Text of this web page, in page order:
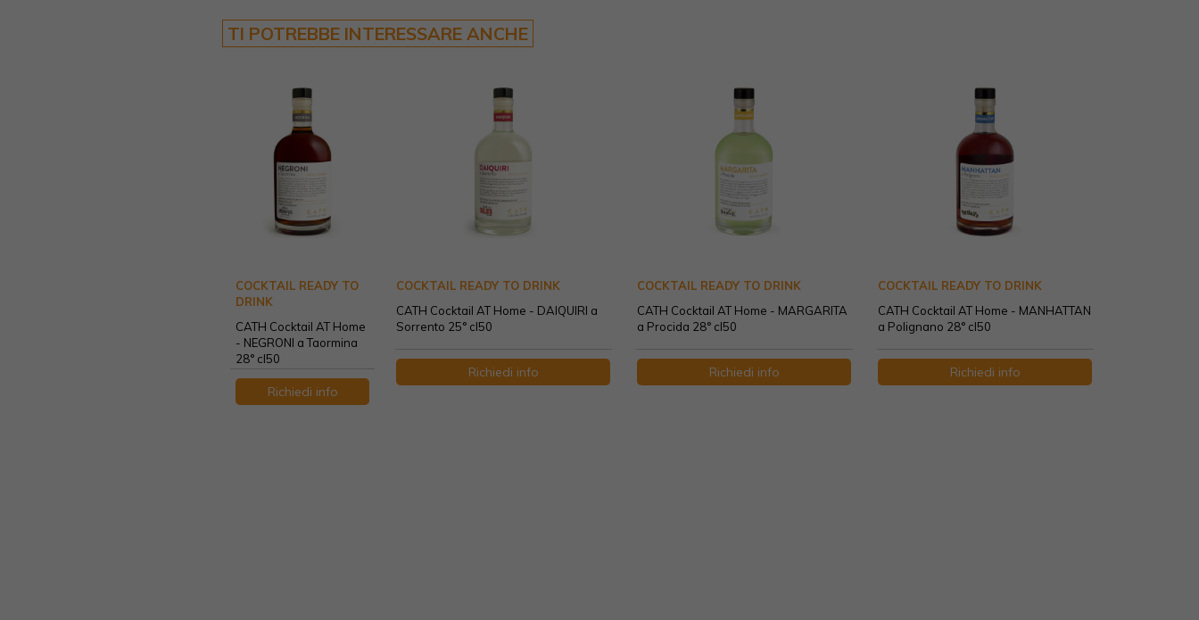
TI POTREBBE INTERESSARE ANCHE
COCKTAIL READY TO
DRINK
CATH Cocktail AT Home
- NEGRONI a Taormina
28° cl50
Richiedi info
COCKTAIL READY TO DRINK
CATH Cocktail AT Home - DAIQUIRI a
Sorrento 25° cl50
Richiedi info
COCKTAIL READY TO DRINK
CATH Cocktail AT Home - MARGARITA
a Procida 28° cl50
Richiedi info
COCKTAIL READY TO DRINK
CATH Cocktail AT Home - MANHATTAN
a Polignano 28° cl50
Richiedi info